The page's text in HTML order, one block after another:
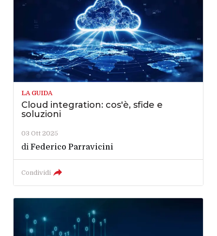
LA GUIDA
Cloud integration: cos'è, sfide e
soluzioni
03 Ott 2025
diFederico Parravicini
Condividi